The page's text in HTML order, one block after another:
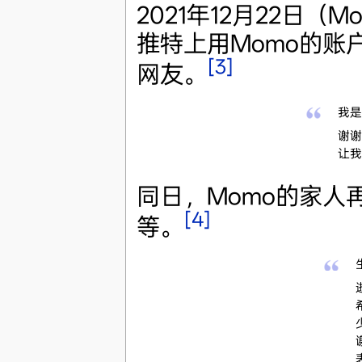
2021年12月22日（
推特上用Momo的账
网友。
[3]
我
谢
让
同日，Momo的家人
等。
[4]